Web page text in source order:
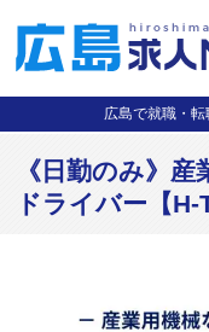
広島で就職・
《日勤のみ》
ドライバー【H-